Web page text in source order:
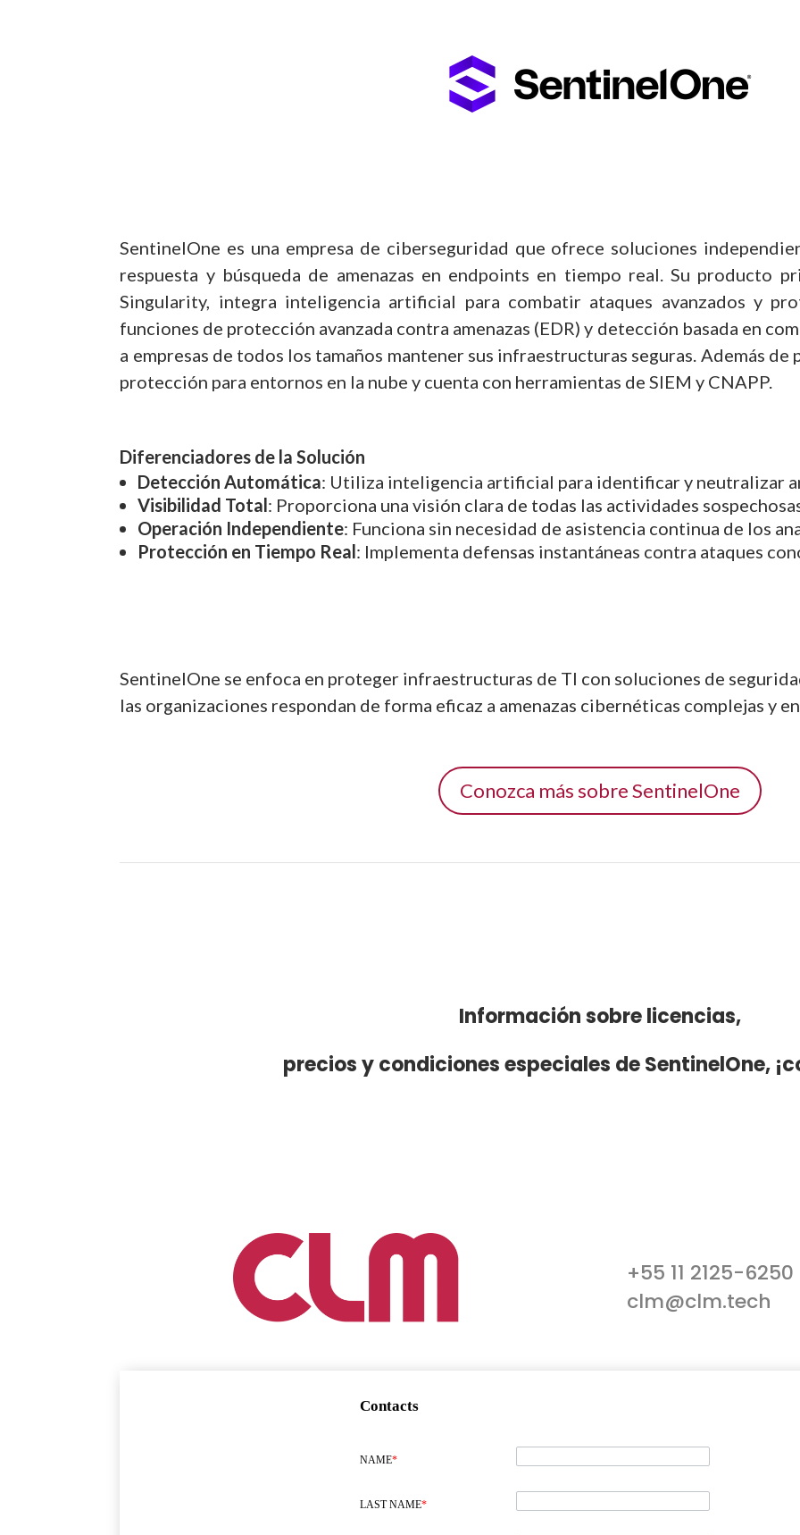
SentinelOne es una empresa de ciberseguridad que ofrece soluciones
respuesta y búsqueda de amenazas en endpoints en tiempo real. Su producto
Singularity, integra inteligencia artificial para combatir ataques avanzados y
funciones de protección avanzada contra amenazas (EDR) y detección basada en
a empresas de todos los tamaños mantener sus infraestructuras seguras. Además
protección para entornos en la nube y cuenta con herramientas de SIEM y CNAPP.
Diferenciadores de la Solución
Detección Automática: Utiliza inteligencia artificial para identificar y neutralizar
Visibilidad Total: Proporciona una visión clara de todas las actividades
Operación Independiente: Funciona sin necesidad de asistencia continua de los
Protección en Tiempo Real: Implementa defensas instantáneas contra ataques
SentinelOne se enfoca en proteger infraestructuras de TI con soluciones de
las organizaciones respondan de forma eficaz a amenazas cibernéticas complejas y
Conozca más sobre SentinelOne
Información sobre licencias,
precios y condiciones especiales de SentinelOne,
+55 11 2125-6250
clm@clm.tech
Contacts
NAME*
LAST NAME*